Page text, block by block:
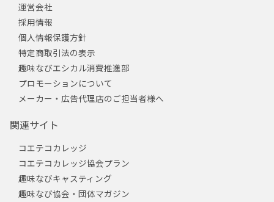
運営会社
採用情報
個人情報保護方針
特定商取引法の表示
趣味なびエシカル消費推進部
プロモーションについて
メーカー・広告代理店のご担当者様へ
関連サイト
コエテコカレッジ
コエテコカレッジ協会プラン
趣味なびキャスティング
趣味なび協会・団体マガジン